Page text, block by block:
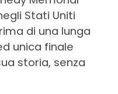
Stati Uniti
di una lunga
unica finale
storia, senza